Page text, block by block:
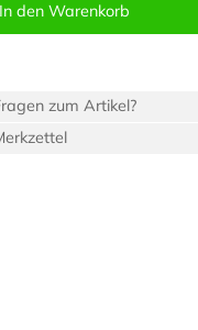
In den Warenkorb
zum Artikel?